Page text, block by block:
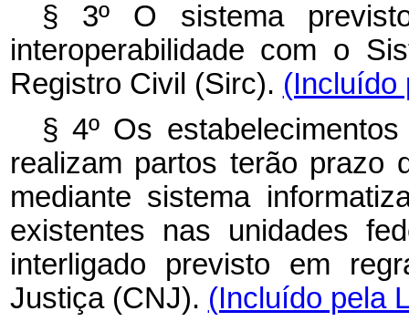
§ 3º O sistema
interoperabilidade com o
Registro Civil (Sirc). (Incluído
§ 4º Os
realizam partos terão prazo
mediante sistema
existentes nas unidades
interligado previsto em
Justiça (CNJ). (Incluído pela